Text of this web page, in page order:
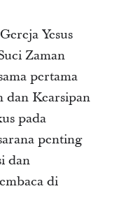
Yesus
Zaman
pertama
dan Kearsipan
pada
penting
dan
di